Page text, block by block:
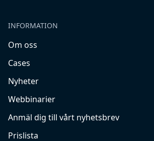
INFORMATION
Om oss
Cases
Nyheter
Webbinarier
Anmäl dig till vårt nyhetsbrev
Prislista